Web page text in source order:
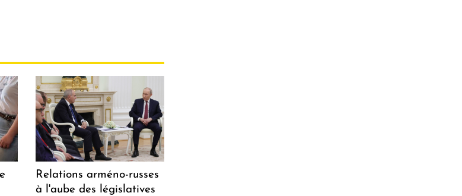
Relations arméno-russes
à l'aube des législatives